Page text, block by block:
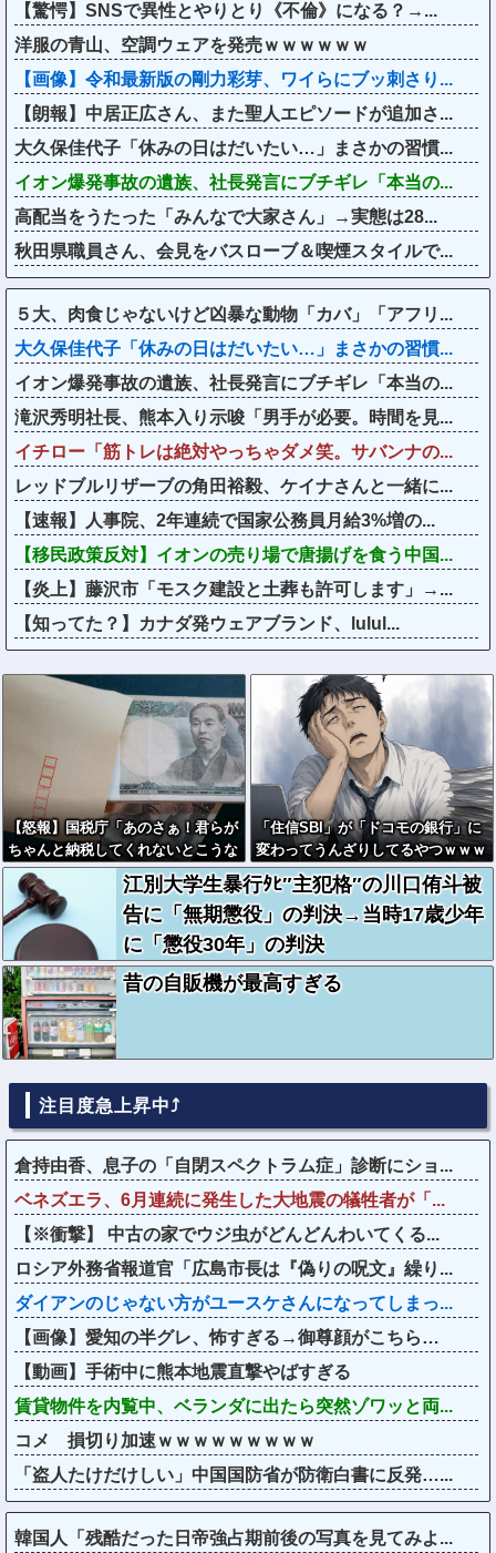
【驚愕】SNSで異性とやりとり《不倫》になる？→...
洋服の青山、空調ウェアを発売ｗｗｗｗｗｗ
【画像】令和最新版の剛力彩芽、ワイらにブッ刺さり...
【朗報】中居正広さん、また聖人エピソードが追加さ...
大久保佳代子「休みの日はだいたい…」まさかの習慣...
イオン爆発事故の遺族、社長発言にブチギレ「本当の...
高配当をうたった「みんなで大家さん」→実態は28...
秋田県職員さん、会見をバスローブ＆喫煙スタイルで...
５大、肉食じゃないけど凶暴な動物「カバ」「アフリ...
大久保佳代子「休みの日はだいたい…」まさかの習慣...
イオン爆発事故の遺族、社長発言にブチギレ「本当の...
滝沢秀明社長、熊本入り示唆「男手が必要。時間を見...
イチロー「筋トレは絶対やっちゃダメ笑。サバンナの...
レッドブルリザーブの角田裕毅、ケイナさんと一緒に...
【速報】人事院、2年連続で国家公務員月給3%増の...
【移民政策反対】イオンの売り場で唐揚げを食う中国...
【炎上】藤沢市「モスク建設と土葬も許可します」→...
【知ってた？】カナダ発ウェアブランド、lulul...
【怒報】国税庁「あのさぁ！君らが
ちゃんと納税してくれないとこうな
っちゃうけどどうする？！」←これ
w w w w w w w w
「住信SBI」が「ドコモの銀行」に
変わってうんざりしてるやつｗｗｗ
ｗｗｗｗ
江別大学生暴行ﾀﾋ″主犯格″の川口侑斗被
告に「無期懲役」の判決→当時17歳少年
に「懲役30年」の判決
昔の自販機が最高すぎる
注目度急上昇中⤴
倉持由香、息子の「自閉スペクトラム症」診断にショ...
ベネズエラ、6月連続に発生した大地震の犠牲者が「...
【※衝撃】 中古の家でウジ虫がどんどんわいてくる...
ロシア外務省報道官「広島市長は『偽りの呪文』繰り...
ダイアンのじゃない方がユースケさんになってしまっ...
【画像】愛知の半グレ、怖すぎる→御尊顔がこちら…
【動画】手術中に熊本地震直撃やばすぎる
賃貸物件を内覧中、ベランダに出たら突然ゾワッと両...
コメ 損切り加速ｗｗｗｗｗｗｗｗｗ
「盗人たけだけしい」中国国防省が防衛白書に反発…...
韓国人「残酷だった日帝強占期前後の写真を見てみよ...